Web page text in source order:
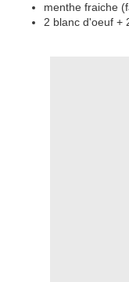
menthe fraiche
2 blanc d'oeuf +